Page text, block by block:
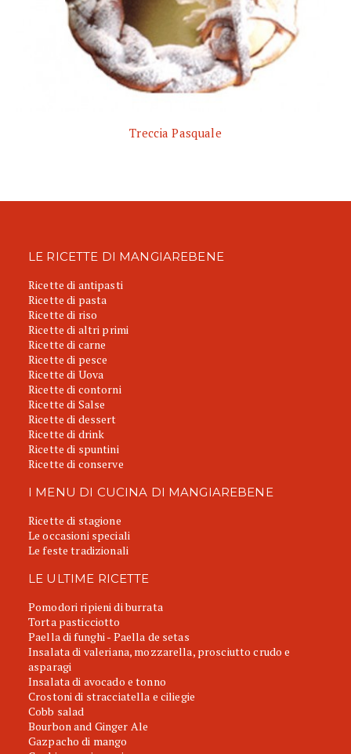
Treccia Pasquale
LE RICETTE DI MANGIAREBENE
Ricette di antipasti
Ricette di pasta
Ricette di riso
Ricette di altri primi
Ricette di carne
Ricette di pesce
Ricette di Uova
Ricette di contorni
Ricette di Salse
Ricette di dessert
Ricette di drink
Ricette di spuntini
Ricette di conserve
I MENU DI CUCINA DI MANGIAREBENE
Ricette di stagione
Le occasioni speciali
Le feste tradizionali
LE ULTIME RICETTE
Pomodori ripieni di burrata
Torta pasticciotto
Paella di funghi - Paella de setas
Insalata di valeriana, mozzarella, prosciutto crudo e
asparagi
Insalata di avocado e tonno
Crostoni di stracciatella e ciliegie
Cobb salad
Bourbon and Ginger Ale
Gazpacho di mango